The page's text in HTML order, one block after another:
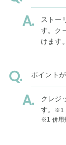
ストー
す。ク
けます。
ポイント
クレジ
す。
※1
※1 併用